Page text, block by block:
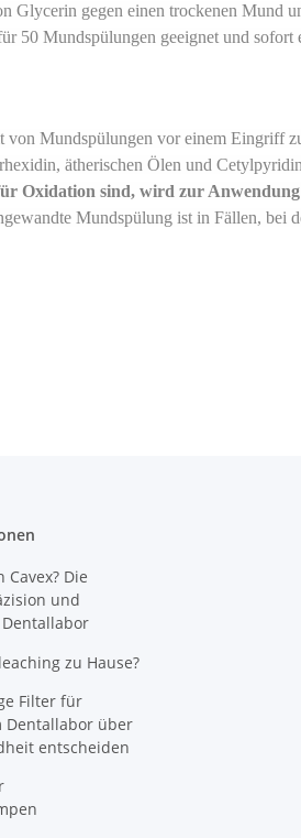
gegen einen trockenen Mund
50 Mundspülungen geeignet und sofort
Mundspülungen vor einem Eingriff
ätherischen Ölen und
Oxidation sind, wird zur
Mundspülung ist in Fällen, bei
Die
und
zu Hause?
Filter für
Dentallabor über
entscheiden